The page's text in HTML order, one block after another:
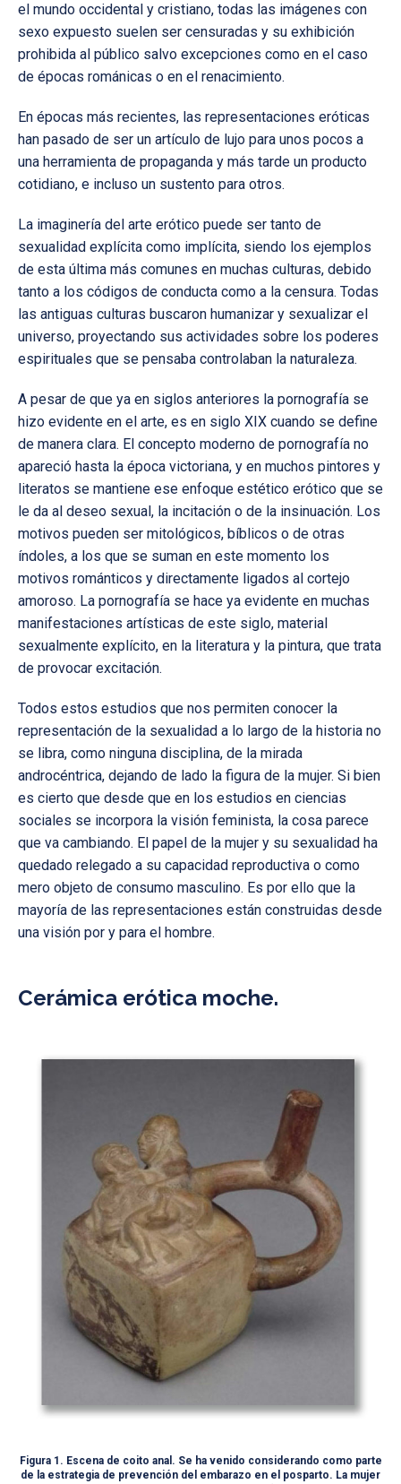
el mundo occidental y cristiano, todas las imágenes con
sexo expuesto suelen ser censuradas y su exhibición
prohibida al público salvo excepciones como en el caso
de épocas románicas o en el renacimiento.
En épocas más recientes, las representaciones eróticas
han pasado de ser un artículo de lujo para unos pocos a
una herramienta de propaganda y más tarde un producto
cotidiano, e incluso un sustento para otros.
La imaginería del arte erótico puede ser tanto de
sexualidad explícita como implícita, siendo los ejemplos
de esta última más comunes en muchas culturas, debido
tanto a los códigos de conducta como a la censura. Todas
las antiguas culturas buscaron humanizar y sexualizar el
universo, proyectando sus actividades sobre los poderes
espirituales que se pensaba controlaban la naturaleza.
A pesar de que ya en siglos anteriores la pornografía se
hizo evidente en el arte, es en siglo XIX cuando se define
de manera clara. El concepto moderno de pornografía no
apareció hasta la época victoriana, y en muchos pintores y
literatos se mantiene ese enfoque estético erótico que se
le da al deseo sexual, la incitación o de la insinuación. Los
motivos pueden ser mitológicos, bíblicos o de otras
índoles, a los que se suman en este momento los
motivos románticos y directamente ligados al cortejo
amoroso. La pornografía se hace ya evidente en muchas
manifestaciones artísticas de este siglo, material
sexualmente explícito, en la literatura y la pintura, que trata
de provocar excitación.
Todos estos estudios que nos permiten conocer la
representación de la sexualidad a lo largo de la historia no
se libra, como ninguna disciplina, de la mirada
androcéntrica, dejando de lado la figura de la mujer. Si bien
es cierto que desde que en los estudios en ciencias
sociales se incorpora la visión feminista, la cosa parece
que va cambiando. El papel de la mujer y su sexualidad ha
quedado relegado a su capacidad reproductiva o como
mero objeto de consumo masculino. Es por ello que la
mayoría de las representaciones están construidas desde
una visión por y para el hombre.
Cerámica erótica moche.
Figura 1. Escena de coito anal. Se ha venido considerando como parte
de la estrategia de prevención del embarazo en el posparto. La mujer